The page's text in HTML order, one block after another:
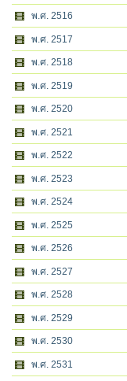
พ.ศ. 2516
พ.ศ. 2517
พ.ศ. 2518
พ.ศ. 2519
พ.ศ. 2520
พ.ศ. 2521
พ.ศ. 2522
พ.ศ. 2523
พ.ศ. 2524
พ.ศ. 2525
พ.ศ. 2526
พ.ศ. 2527
พ.ศ. 2528
พ.ศ. 2529
พ.ศ. 2530
พ.ศ. 2531